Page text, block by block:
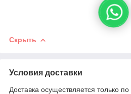
Скрыть
Условия доставки
Доставка осуществляется только по